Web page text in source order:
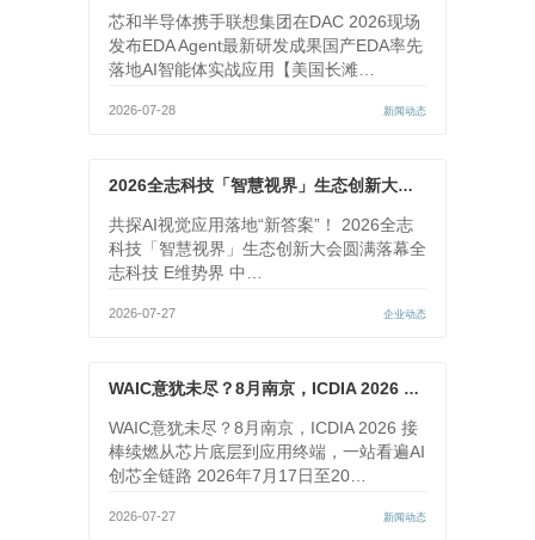
芯和半导体携手联想集团在DAC 2026现场
发布EDA Agent最新研发成果国产EDA率先
落地AI智能体实战应用【美国长滩…
2026-07-28 新闻动态
2026全志科技「智慧视界」生态创新大会圆满落幕
共探AI视觉应用落地“新答案”！ 2026全志
科技「智慧视界」生态创新大会圆满落幕全
志科技 E维势界 中…
2026-07-27 企业动态
WAIC意犹未尽？8月南京，ICDIA 2026 接棒续燃
WAIC意犹未尽？8月南京，ICDIA 2026 接
棒续燃从芯片底层到应用终端，一站看遍AI
创芯全链路 2026年7月17日至20…
2026-07-27 新闻动态